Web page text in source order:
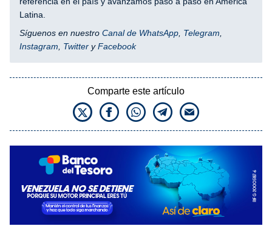
Latina.
Síguenos en nuestro Canal de WhatsApp Telegram
Instagram
Twitter yFacebook
Comparte este artículo